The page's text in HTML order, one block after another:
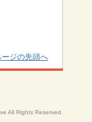
ージの先頭へ
All Rights Reserved.